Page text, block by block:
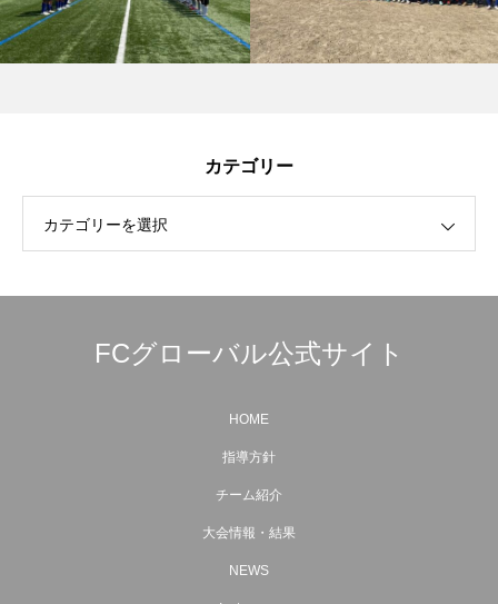
カテゴリー
カテゴリーを選択
FCグローバル公式サイト
HOME
指導方針
チーム紹介
大会情報・結果
NEWS